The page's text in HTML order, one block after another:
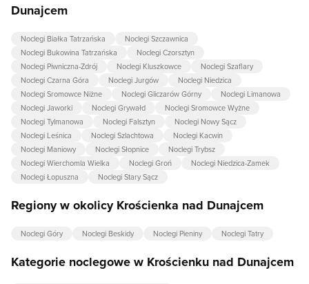
Dunajcem
Noclegi Białka Tatrzańska
Noclegi Szczawnica
Noclegi Bukowina Tatrzańska
Noclegi Czorsztyn
Noclegi Piwniczna-Zdrój
Noclegi Kluszkowce
Noclegi Szaflary
Noclegi Czarna Góra
Noclegi Jurgów
Noclegi Niedzica
Noclegi Sromowce Niżne
Noclegi Gliczarów Górny
Noclegi Limanowa
Noclegi Jaworki
Noclegi Grywałd
Noclegi Sromowce Wyżne
Noclegi Tylmanowa
Noclegi Falsztyn
Noclegi Nowy Sącz
Noclegi Leśnica
Noclegi Szlachtowa
Noclegi Kacwin
Noclegi Maniowy
Noclegi Słopnice
Noclegi Trybsz
Noclegi Wierchomla Wielka
Noclegi Groń
Noclegi Niedzica-Zamek
Noclegi Łopuszna
Noclegi Stary Sącz
Regiony w okolicy Krościenka nad Dunajcem
Noclegi Góry Noclegi Beskidy Noclegi Pieniny Noclegi Tatry
Kategorie noclegowe w Krościenku nad Dunajcem